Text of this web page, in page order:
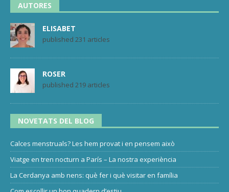
AUTORES
ELISABET
published 231 articles
ROSER
published 219 articles
NOVETATS DEL BLOG
Calces menstruals? Les hem provat i en pensem això
Viatge en tren nocturn a París – La nostra experiència
La Cerdanya amb nens: què fer i què visitar en família